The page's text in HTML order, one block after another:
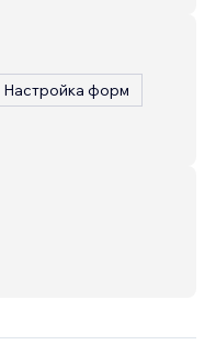
Настройка форм